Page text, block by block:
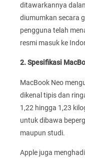
ditawarkannya
diumumkan secara
pengguna telah
resmi masuk ke
2. Spesifikasi
MacBook Neo
dikenal tipis dan
1,22 hingga 1,23
untuk dibawa
maupun studi.
Apple juga